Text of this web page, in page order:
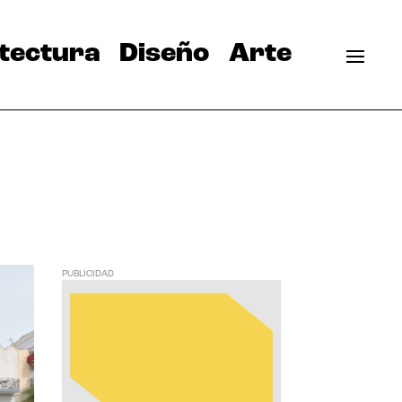
Diseño Arte
PUBLICIDAD